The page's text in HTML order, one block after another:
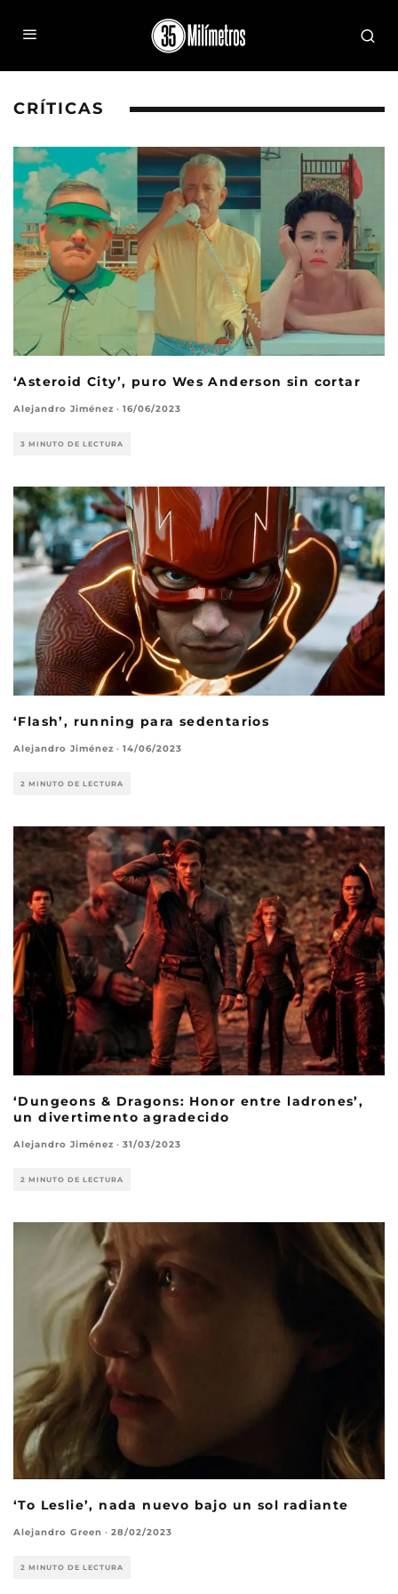
CRÍTICAS
‘Asteroid City’, puro Wes Anderson sin cortar
Alejandro Jiménez · 16/06/2023
3 MINUTO DE LECTURA
‘Flash’, running para sedentarios
Alejandro Jiménez · 14/06/2023
2 MINUTO DE LECTURA
‘Dungeons & Dragons: Honor entre ladrones’,
un divertimento agradecido
Alejandro Jiménez · 31/03/2023
2 MINUTO DE LECTURA
‘To Leslie’, nada nuevo bajo un sol radiante
Alejandro Green · 28/02/2023
2 MINUTO DE LECTURA